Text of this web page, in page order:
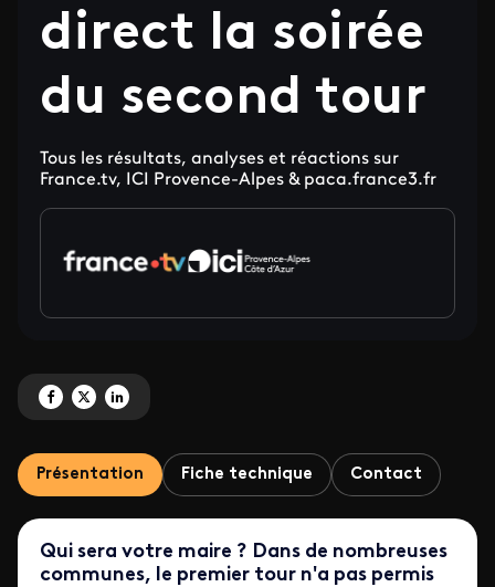
direct la soirée
du second tour
Tous les résultats, analyses et réactions sur
France.tv, ICI Provence-Alpes & paca.france3.fr
Partagez 'MUNICIPALES 2026 : suivez en direct la soirée du second tour' sur
Partagez 'MUNICIPALES 2026 : suivez en direct la soirée du second
Partagez 'MUNICIPALES 2026 : suivez en direct la soirée du
Présentation Fiche technique Contact
Qui sera votre maire ? Dans de nombreuses
communes, le premier tour n'a pas permis